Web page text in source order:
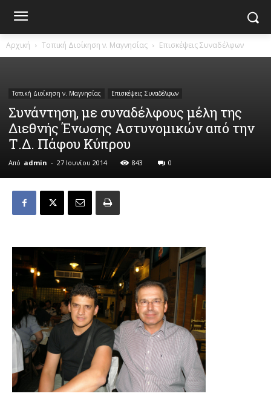
Αρχική Τοπική Διοίκηση ν. Μαγνησίας Επισκέψεις Συναδέλφων
Τοπική Διοίκηση ν. Μαγνησίας Επισκέψεις Συναδέλφων
Συνάντηση, με συναδέλφους μέλη της
Διεθνής Ένωσης Αστυνομικών από την
Τ.Δ. Πάφου Κύπρου
Από admin - 27 Ιουνίου 2014 843 0